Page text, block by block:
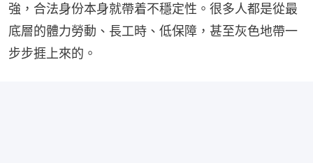
強，合法身份本身就帶着不穩定性。很多人都是從最
底層的體力勞動、長工時、低保障，甚至灰色地帶一
步步捱上來的。